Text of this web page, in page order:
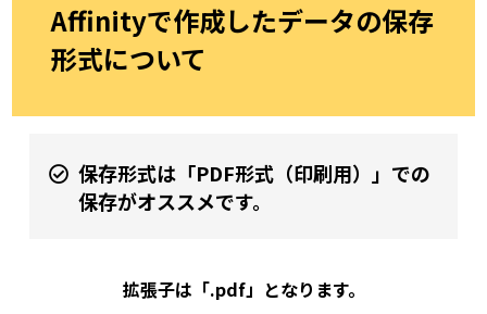
Affinityで作成したデータの保存
形式について
保存形式は「PDF形式（印刷用）」での
保存がオススメです。
拡張子は「.pdf」となります。